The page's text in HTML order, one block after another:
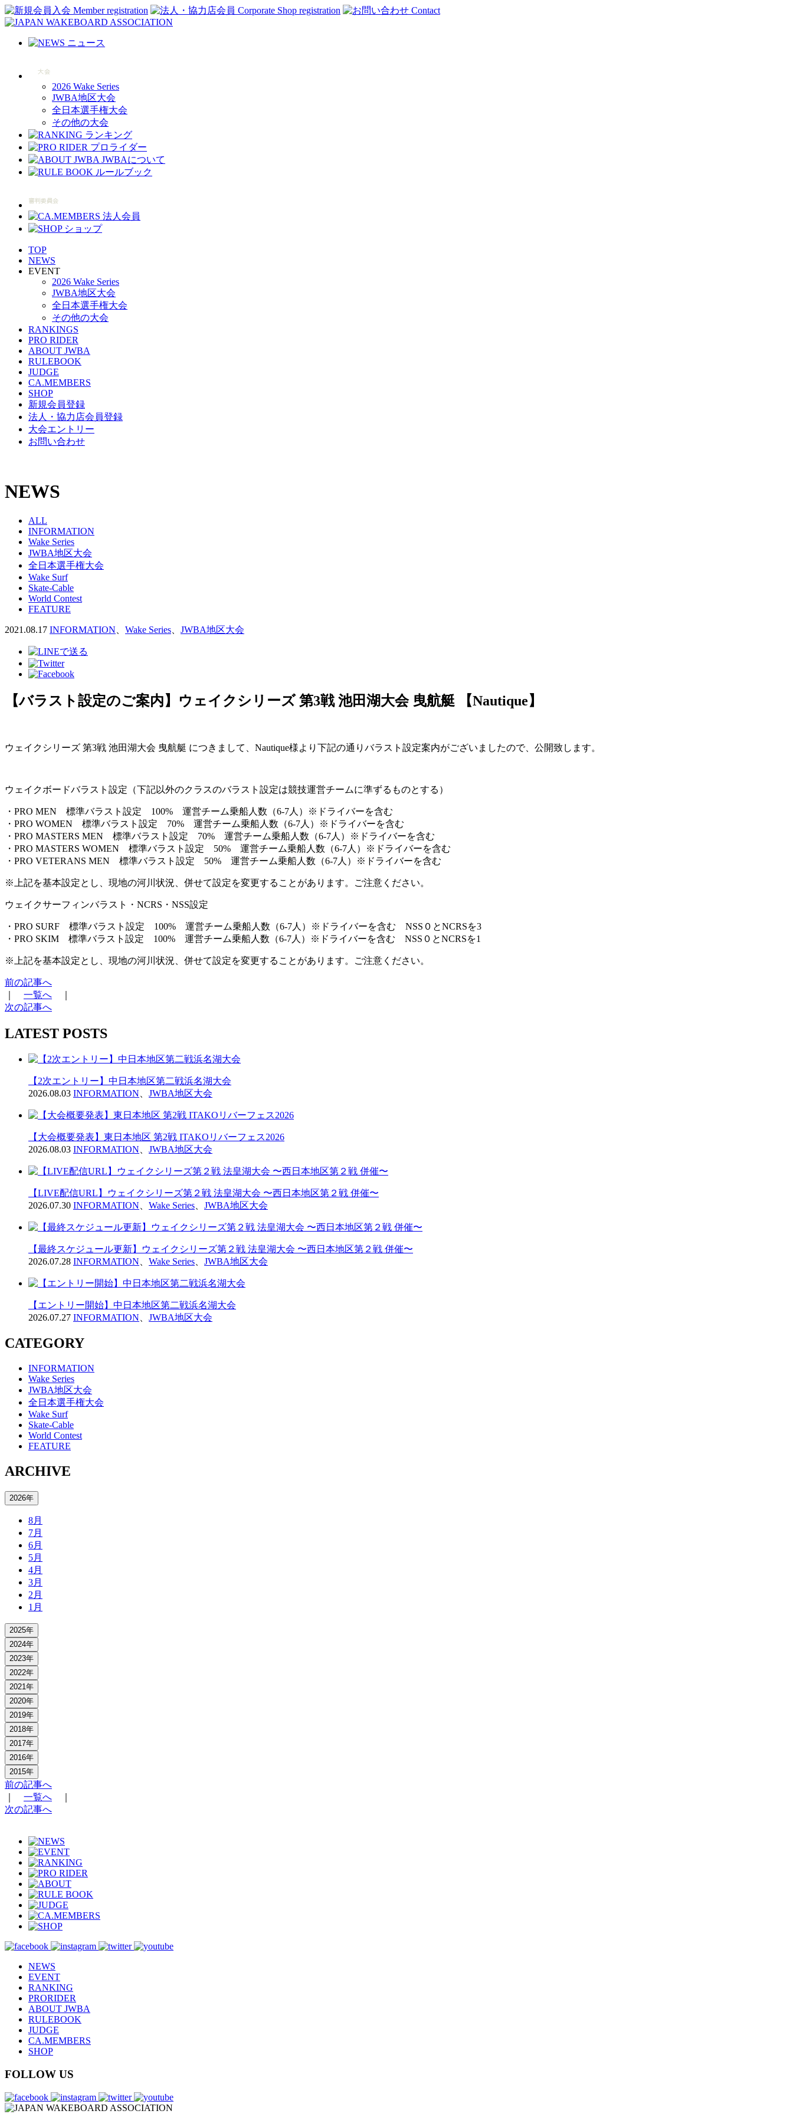
2026 Wake Series
JWBA地区大会
全日本選手権大会
その他の大会
TOP
NEWS
EVENT
2026 Wake Series
JWBA地区大会
全日本選手権大会
その他の大会
RANKINGS
PRO RIDER
ABOUT JWBA
RULEBOOK
JUDGE
CA.MEMBERS
SHOP
新規会員登録
法人・協力店会員登録
大会エントリー
お問い合わせ
NEWS
ALL
INFORMATION
Wake Series
JWBA地区大会
全日本選手権大会
Wake Surf
Skate-Cable
World Contest
FEATURE
2021.08.17 INFORMATION Wake Series JWBA地区大会
【バラスト設定のご案内】ウェイクシリーズ 第3戦 池田湖大会 曳航艇 【Nautique】
ウェイクシリーズ 第3戦 池田湖大会 曳航艇 につきまして、Nautique様より下記の通りバラスト設定案内がございましたので、公開致します。
ウェイクボードバラスト設定（下記以外のクラスのバラスト設定は競技運営チームに準ずるものとする）
・PRO MEN 標準バラスト設定 100% 運営チーム乗船人数（6-7人）※ドライバーを含む
・PRO WOMEN 標準バラスト設定 70% 運営チーム乗船人数（6-7人）※ドライバーを含む
・PRO MASTERS MEN 標準バラスト設定 70% 運営チーム乗船人数（6-7人）※ドライバーを含む
・PRO MASTERS WOMEN 標準バラスト設定 50% 運営チーム乗船人数（6-7人）※ドライバーを含む
・PRO VETERANS MEN 標準バラスト設定 50% 運営チーム乗船人数（6-7人）※ドライバーを含む
※上記を基本設定とし、現地の河川状況、併せて設定を変更することがあります。ご注意ください。
ウェイクサーフィンバラスト・NCRS・NSS設定
・PRO SURF 標準バラスト設定 100% 運営チーム乗船人数（6-7人）※ドライバーを含む NSS０とNCRSを3
・PRO SKIM 標準バラスト設定 100% 運営チーム乗船人数（6-7人）※ドライバーを含む NSS０とNCRSを1
※上記を基本設定とし、現地の河川状況、併せて設定を変更することがあります。ご注意ください。
前の記事へ
一覧へ
次の記事へ
LATEST POSTS
【2次エントリー】中日本地区第二戦浜名湖大会
2026.08.03 INFORMATION JWBA地区大会
【大会概要発表】東日本地区 第2戦 ITAKOリバーフェス2026
2026.08.03 INFORMATION JWBA地区大会
【LIVE配信URL】ウェイクシリーズ第２戦 法皇湖大会 〜西日本地区第２戦 併催〜
2026.07.30 INFORMATION Wake Series JWBA地区大会
【最終スケジュール更新】ウェイクシリーズ第２戦 法皇湖大会 〜西日本地区第２戦 併催〜
2026.07.28 INFORMATION Wake Series JWBA地区大会
【エントリー開始】中日本地区第二戦浜名湖大会
2026.07.27 INFORMATION JWBA地区大会
CATEGORY
INFORMATION
Wake Series
JWBA地区大会
全日本選手権大会
Wake Surf
Skate-Cable
World Contest
FEATURE
ARCHIVE
2026年
8月
7月
6月
5月
4月
3月
2月
1月
2025年
2024年
2023年
2022年
2021年
2020年
2019年
2018年
2017年
2016年
2015年
前の記事へ
一覧へ
次の記事へ
NEWS
EVENT
RANKING
PRORIDER
ABOUT JWBA
RULEBOOK
JUDGE
CA.MEMBERS
SHOP
FOLLOW US